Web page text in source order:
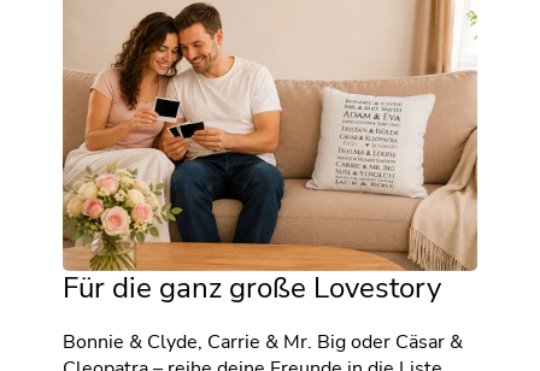
Für die ganz große Lovestory
Bonnie & Clyde, Carrie & Mr. Big oder Cäsar &